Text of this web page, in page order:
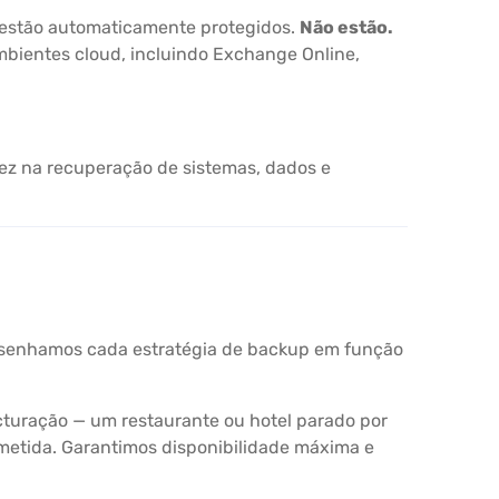
automaticamente protegidos. Não estão.
cloud, incluindo Exchange Online,
na recuperação de sistemas, dados e
cada estratégia de backup em função
— um restaurante ou hotel parado por
Garantimos disponibilidade máxima e